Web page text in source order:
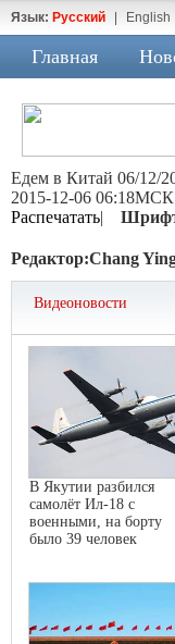
Язык: Русский English
Главная
Едем в Китай 06/12/
2015-12-06 06:18МСК
Распечатать|
Редактор:Chang
Видеоновости
В Якутии разбился
самолёт Ил-18 с
военными, на борту
было 39 человек